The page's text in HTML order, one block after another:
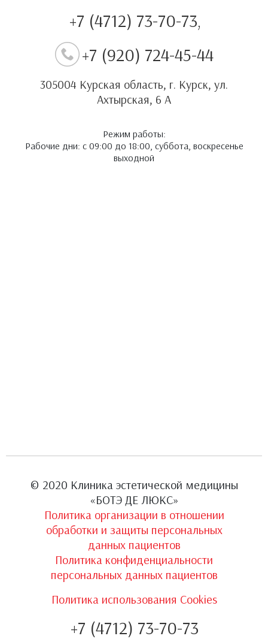
+7 (4712) 73-70-73,
+7 (920) 724-45-44
305004 Курская область, г. Курск, ул.
Ахтырская, 6 А
Режим работы:
Рабочие дни: с 09:00 до 18:00, суббота, воскресенье
выходной
© 2020 Клиника эстетической медицины
«БОТЭ ДЕ ЛЮКС»
Политика организации в отношении
обработки и защиты персональных
данных пациентов
Политика конфиденциальности
персональных данных пациентов
Политика использования Cookies
+7 (4712) 73-70-73